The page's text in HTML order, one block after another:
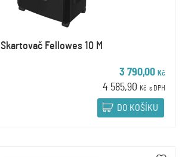
Skartovač Fellowes 10 M
3 790,00 Kč
4 585,90 Kč s DPH
DO KOŠÍKU